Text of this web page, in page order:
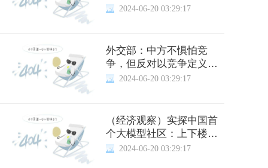
2024-06-20 03:29:17
外交部：中方不惧怕竞
争，但反对以竞争定义中
美关系
2024-06-20 03:29:17
（经济观察）实探中国首
个大模型社区：上下楼就
是上下游
2024-06-20 03:29:17